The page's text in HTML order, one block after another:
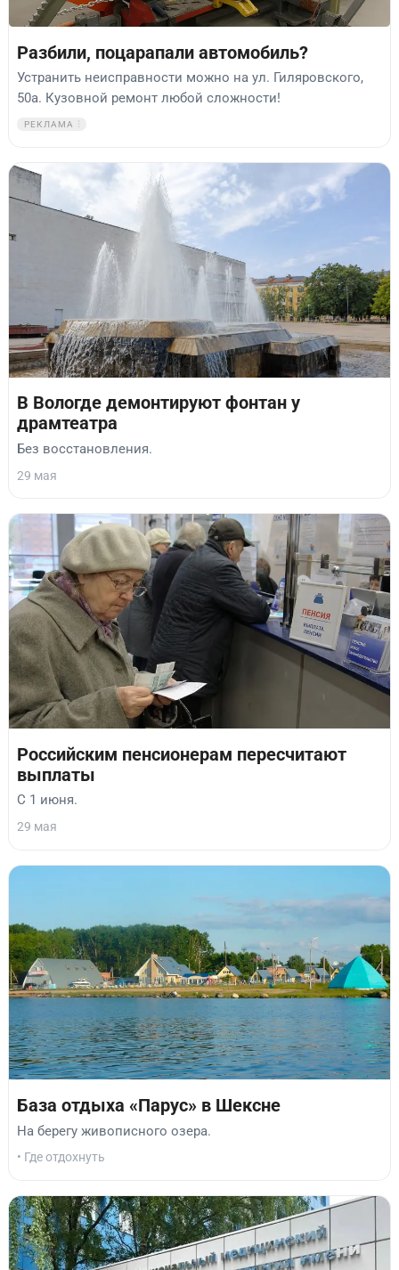
Разбили, поцарапали автомобиль?
Устранить неисправности можно на ул. Гиляровского,
50а. Кузовной ремонт любой сложности!
РЕКЛАМА
В Вологде демонтируют фонтан у
драмтеатра
Без восстановления.
29 мая
Российским пенсионерам пересчитают
выплаты
С 1 июня.
29 мая
База отдыха «Парус» в Шексне
На берегу живописного озера.
• Где отдохнуть